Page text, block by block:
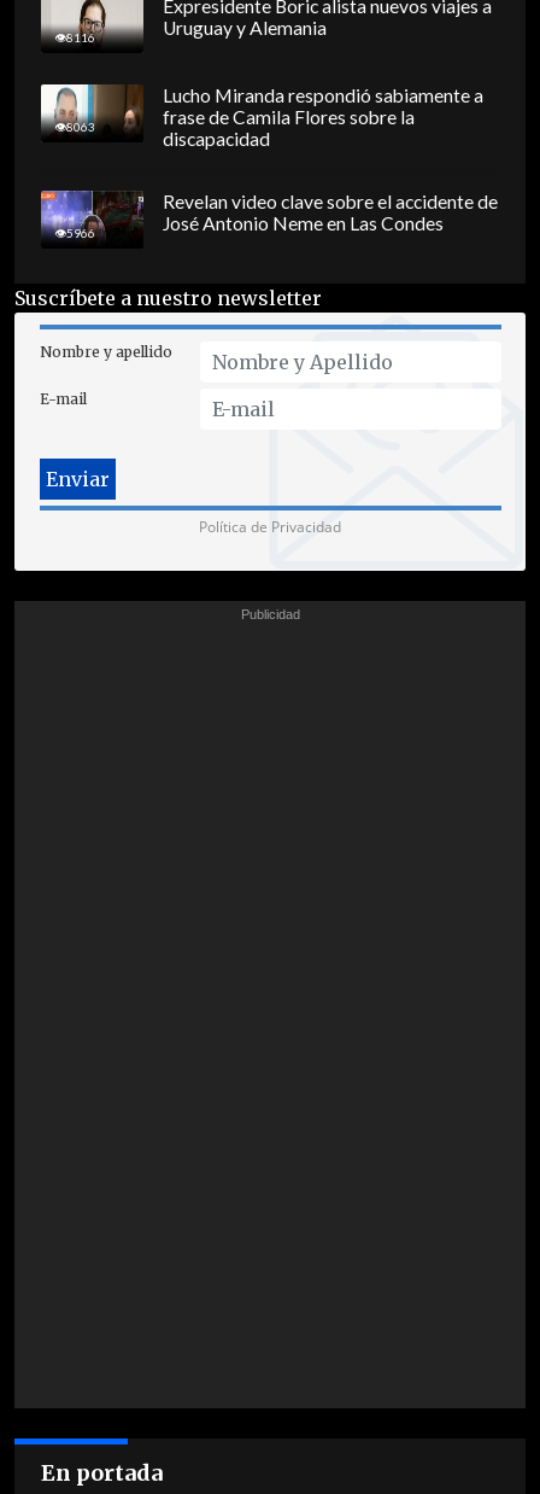
8116
Expresidente Boric alista nuevos viajes a
Uruguay y Alemania
8063
Lucho Miranda respondió sabiamente a
frase de Camila Flores sobre la
discapacidad
5966
Revelan video clave sobre el accidente de
José Antonio Neme en Las Condes
Suscríbete a nuestro newsletter
Nombre y apellido
E-mail
Política de Privacidad
En portada